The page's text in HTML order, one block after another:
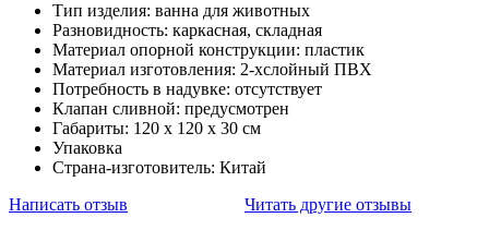
Тип изделия: ванна для животных
Разновидность: каркасная, складная
Материал опорной конструкции: пластик
Материал изготовления: 2-хслойный ПВХ
Потребность в надувке: отсутствует
Клапан сливной: предусмотрен
Габариты: 120 х 120 х 30 см
Упаковка
Страна-изготовитель: Китай
Написать отзыв
Читать другие отзывы